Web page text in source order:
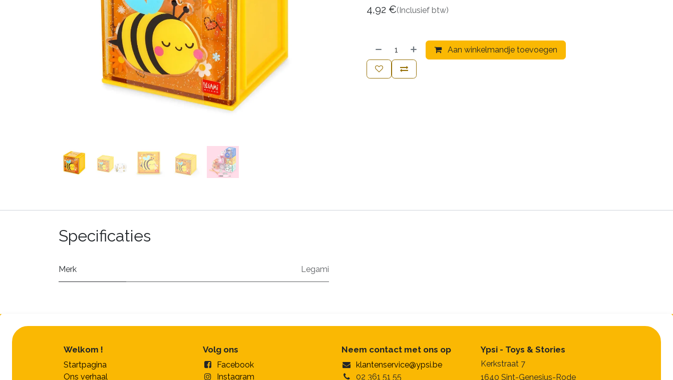
4,92 €(Inclusief btw)
Aan winkelmandje toevoegen
Specificaties
Merk Legami
Welkom !
Startpagina
Ons verhaal
Neem contact met ons op
klantenservice@ypsi.be
02 361 51 55
Ypsi - Toys & Stories
Kerkstraat 7
1640 Sint-Genesius-Rode
Volg ons
Facebook
Instagram